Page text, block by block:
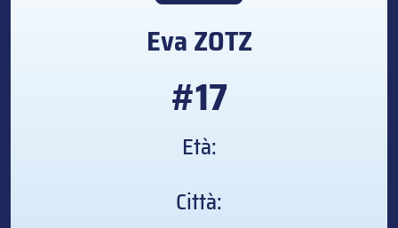
EvaZOTZ
#17
Età:
Città: